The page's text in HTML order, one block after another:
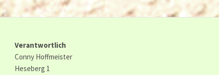
Verantwortlich
Conny Hoffmeister
Heseberg 1